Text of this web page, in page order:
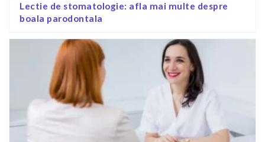
Lectie de stomatologie: afla mai multe despre
boala parodontala